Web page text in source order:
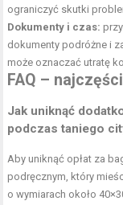
ograniczyć skutki
Dokumenty i czas:
dokumenty podróżne i
może oznaczać utratę
FAQ –
Jak uniknąć
podczas taniego
Aby uniknąć opłat za
podręcznym, który
o wymiarach około